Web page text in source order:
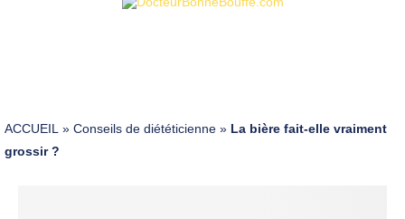
ACCUEIL » Conseils de diététicienne » La bière fait-elle vraiment
grossir ?